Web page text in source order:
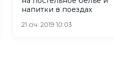
напитки в поездах
21 січ. 2019 10:03